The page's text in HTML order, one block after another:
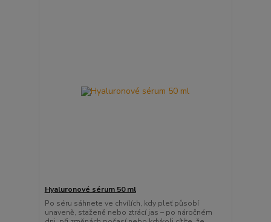
Hyaluronové sérum 50 ml
Po séru sáhnete ve chvílích, kdy pleť působí
unaveně, staženě nebo ztrácí jas – po náročném